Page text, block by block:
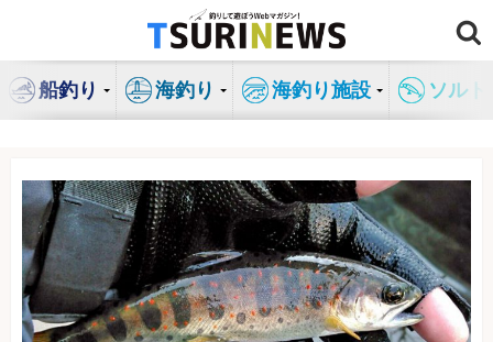
ン
船釣り 海釣り 海釣り施設 ソル